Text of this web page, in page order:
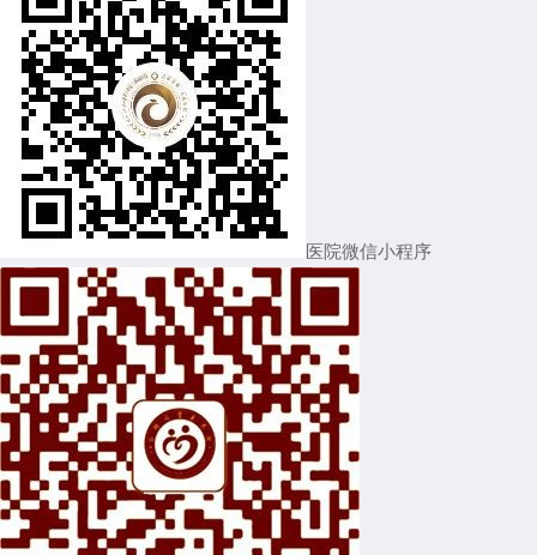
医院微信小程序